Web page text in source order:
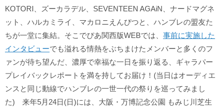
KOTORI、ズーカラデル、SEVENTEEN AGAiN、ナードマグネ
ット、ハルカミライ、マカロニえんぴつと、ハンブレの盟友た
ちが一堂に集結。そこでぴあ関西版WEBでは、 事前に実施した
インタビューでも溢れる情熱をぶちまけたメンバーと多くのフ
ァンが待ち望んだ、濃厚で幸福な一日を振り返る、ギャラパー
プレイバックレポートを満を持してお届け！(当日はオーディエ
ンスと同じ動線でハンブレの一世一代の祭りを巡ってみまし
た) 来年5月24日(日)には、大阪・万博記念公園 もみじ川芝生